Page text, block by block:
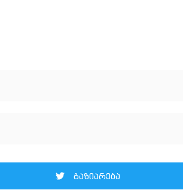
გაზიარება